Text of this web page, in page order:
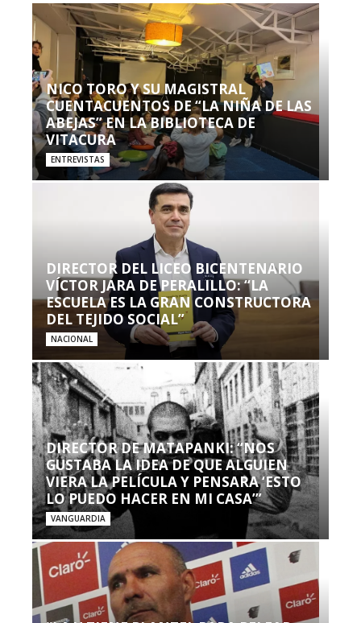
NICO TORO Y SU MAGISTRAL
CUENTACUENTOS DE “LA NIÑA DE LAS
ABEJAS” EN LA BIBLIOTECA DE
VITACURA
ENTREVISTAS
DIRECTOR DEL LICEO BICENTENARIO
VÍCTOR JARA DE PERALILLO: “LA
ESCUELA ES LA GRAN CONSTRUCTORA
DEL TEJIDO SOCIAL”
NACIONAL
DIRECTOR DE MATAPANKI: “NOS
GUSTABA LA IDEA DE QUE ALGUIEN
VIERA LA PELÍCULA Y PENSARA ‘ESTO
LO PUEDO HACER EN MI CASA’”
VANGUARDIA